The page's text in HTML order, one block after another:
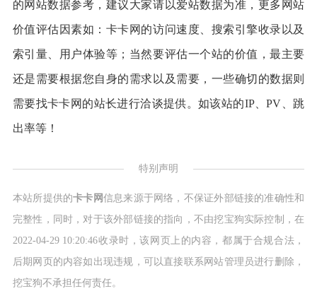
的网站数据参考，建议大家请以爱站数据为准，更多网站
价值评估因素如：卡卡网的访问速度、搜索引擎收录以及
索引量、用户体验等；当然要评估一个站的价值，最主要
还是需要根据您自身的需求以及需要，一些确切的数据则
需要找卡卡网的站长进行洽谈提供。如该站的IP、PV、跳
出率等！
特别声明
本站所提供的卡卡网信息来源于网络，不保证外部链接的准确性和
完整性，同时，对于该外部链接的指向，不由挖宝狗实际控制，在
2022-04-29 10:20:46收录时，该网页上的内容，都属于合规合法，
后期网页的内容如出现违规，可以直接联系网站管理员进行删除，
挖宝狗不承担任何责任。